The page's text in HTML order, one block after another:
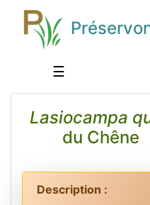
☰
Lasiocampa
du Chêne
Description :